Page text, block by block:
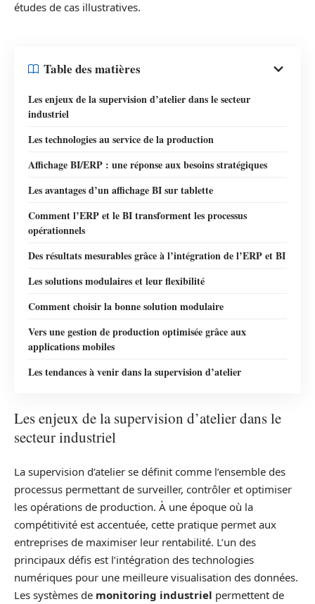
études de cas illustratives.
Table des matières
Les enjeux de la supervision d’atelier dans le secteur
industriel
Les technologies au service de la production
Affichage BI/ERP : une réponse aux besoins stratégiques
Les avantages d’un affichage BI sur tablette
Comment l’ERP et le BI transforment les processus
opérationnels
Des résultats mesurables grâce à l’intégration de l’ERP et BI
Les solutions modulaires et leur flexibilité
Comment choisir la bonne solution modulaire
Vers une gestion de production optimisée grâce aux
applications mobiles
Les tendances à venir dans la supervision d’atelier
Les enjeux de la supervision d’atelier dans le
secteur industriel
La supervision d’atelier se définit comme l’ensemble des
processus permettant de surveiller, contrôler et optimiser
les opérations de production. À une époque où la
compétitivité est accentuée, cette pratique permet aux
entreprises de maximiser leur rentabilité. L’un des
principaux défis est l’intégration des technologies
numériques pour une meilleure visualisation des données.
Les systèmes de monitoring industriel permettent de